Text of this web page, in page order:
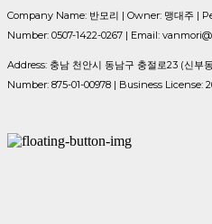
Company Name: 반모리 | Owner: 맹대주 |
Number: 0507-1422-0267 | Email:
Address: 충남 천안시 동남구 충절로23 (신부
Number: 875-01-00978 | Business License: